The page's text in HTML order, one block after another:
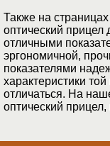
Также на
оптический
отличными
эргономичной,
показателями
характеристики
отличаться. На
оптический